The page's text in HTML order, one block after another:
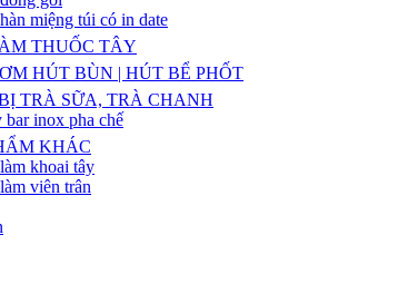
miệng túi có in date
THUỐC TÂY
HÚT BÙN | HÚT BỂ PHỐT
TRÀ SỮA, TRÀ CHANH
bar inox pha chế
KHÁC
khoai tây
viên trân